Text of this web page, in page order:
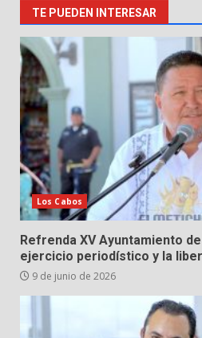
TE PUEDEN INTERESAR
Los Cabos
Refrenda XV Ayuntamiento
ejercicio periodístico y la
9 de junio de 2026